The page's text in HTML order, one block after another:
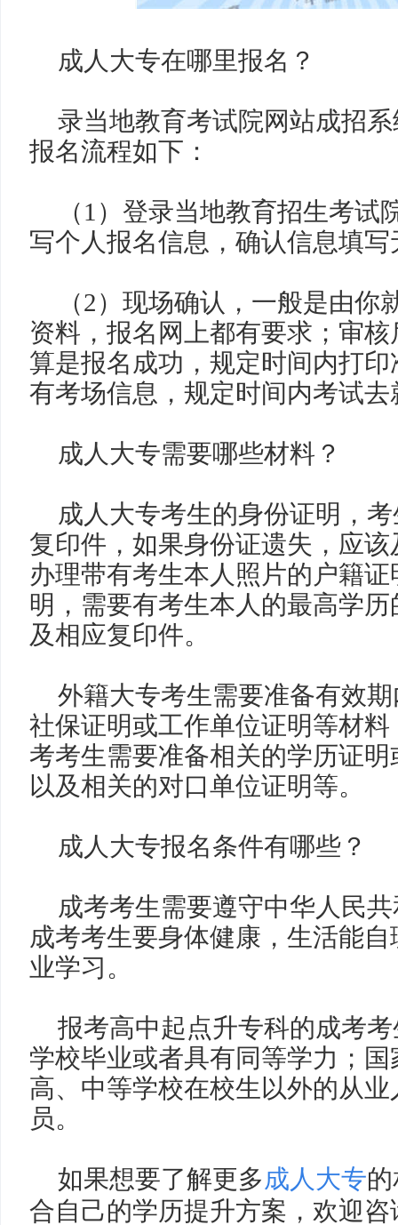
成人大专在哪里报名？
录当地教育考试院网站成招
报名流程如下：
（1 ）登录当地教育招生考试
写个人报名信息，确认信息填写
（2）现场确认，一般是由你
资料，报名网上都有要求；审
算是报名成功，规定时间内打
有考场信息，规定时间内考试
成人大专需要哪些材料？
成人大专考生的身份证明，
复印件，如果身份证遗失，应
办理带有考生本人照片的户籍
明，需要有考生本人的最高学
及相应复印件。
外籍大专考生需要准备有效
社保证明或工作单位证明等材
考考生需要准备相关的学历证
以及相关的对口单位证明等。
成人大专报名条件有哪些？
成考考生需要遵守中华人民
成考考生要身体健康，生活能
业学习。
报考高中起点升专科的成考
学校毕业或者具有同等学力；
高、中等学校在校生以外的从
员。
如果想要了解更多成人大专的
合自己的学历提升方案，欢迎